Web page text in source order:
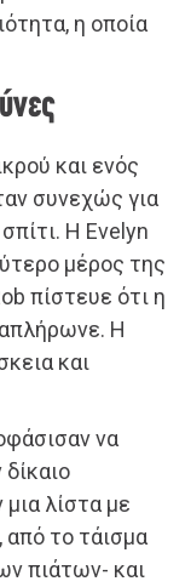
η οποία
και ενός
συνεχώς για
Η Evelyn
μέρος της
πίστευε ότι η
Η
και
να
λίστα με
από το τάισμα
πιάτων- και